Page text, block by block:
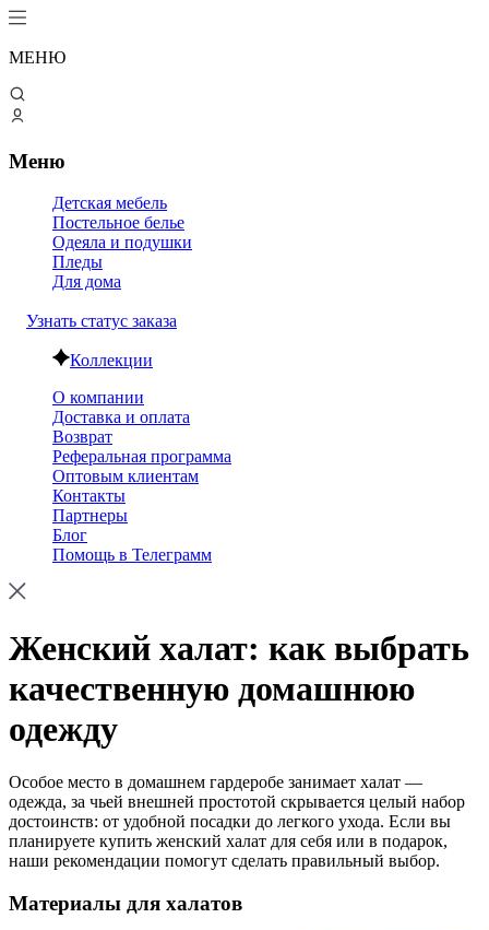
МЕНЮ
Меню
Детская мебель
Постельное белье
Одеяла и подушки
Пледы
Для дома
Узнать статус заказа
Коллекции
О компании
Доставка и оплата
Возврат
Реферальная программа
Оптовым клиентам
Контакты
Партнеры
Блог
Помощь в Телеграмм
Женский халат: как выбрать
качественную домашнюю
одежду
Особое место в домашнем гардеробе занимает халат —
одежда, за чьей внешней простотой скрывается целый набор
достоинств: от удобной посадки до легкого ухода. Если вы
планируете купить женский халат для себя или в подарок,
наши рекомендации помогут сделать правильный выбор.
Материалы для халатов